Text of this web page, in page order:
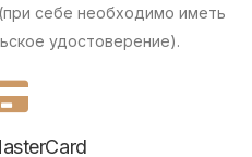
себе необходимо иметь
удостоверение).